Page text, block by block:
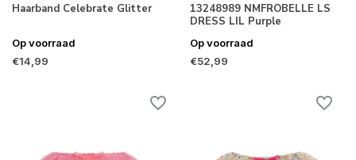
Haarband Celebrate Glitter
Op voorraad
€14,99
13248989 NMFROBELLE LS
DRESS LIL Purple
Op voorraad
€52,99